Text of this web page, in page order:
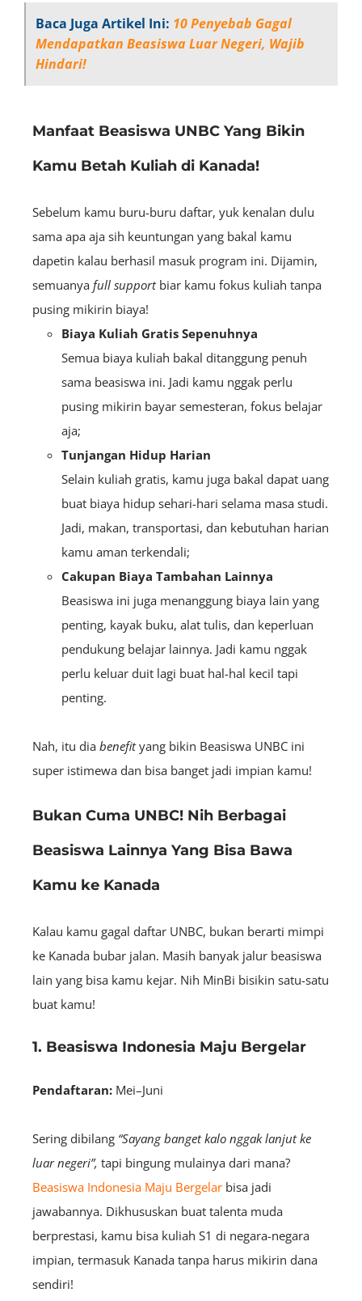
Baca Juga Artikel Ini: 10 Penyebab Gagal
Mendapatkan Beasiswa Luar Negeri, Wajib
Hindari!
Manfaat Beasiswa UNBC Yang Bikin
Kamu Betah Kuliah di Kanada!
Sebelum kamu buru-buru daftar, yuk kenalan dulu
sama apa aja sih keuntungan yang bakal kamu
dapetin kalau berhasil masuk program ini. Dijamin,
semuanya full supportbiar kamu fokus kuliah tanpa
pusing mikirin biaya!
Biaya Kuliah Gratis Sepenuhnya
Semua biaya kuliah bakal ditanggung penuh
sama beasiswa ini. Jadi kamu nggak perlu
pusing mikirin bayar semesteran, fokus belajar
aja;
Tunjangan Hidup Harian
Selain kuliah gratis, kamu juga bakal dapat uang
buat biaya hidup sehari-hari selama masa studi.
Jadi, makan, transportasi, dan kebutuhan harian
kamu aman terkendali;
Cakupan Biaya Tambahan Lainnya
Beasiswa ini juga menanggung biaya lain yang
penting, kayak buku, alat tulis, dan keperluan
pendukung belajar lainnya. Jadi kamu nggak
perlu keluar duit lagi buat hal-hal kecil tapi
penting.
Nah, itu dia benefityang bikin Beasiswa UNBC ini
super istimewa dan bisa banget jadi impian kamu!
Bukan Cuma UNBC! Nih Berbagai
Beasiswa Lainnya Yang Bisa Bawa
Kamu ke Kanada
Kalau kamu gagal daftar UNBC, bukan berarti mimpi
ke Kanada bubar jalan. Masih banyak jalur beasiswa
lain yang bisa kamu kejar. Nih MinBi bisikin satu-satu
buat kamu!
1. Beasiswa Indonesia Maju Bergelar
Pendaftaran: Mei–Juni
Sering dibilang “Sayang banget kalo nggak lanjut ke
luar negeri”, tapi bingung mulainya dari mana?
Beasiswa Indonesia Maju Bergelar bisa jadi
jawabannya. Dikhususkan buat talenta muda
berprestasi, kamu bisa kuliah S1 di negara-negara
impian, termasuk Kanada tanpa harus mikirin dana
sendiri!